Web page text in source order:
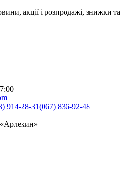
акції і розпродажі, знижки та
914-28-31(067) 836-92-48